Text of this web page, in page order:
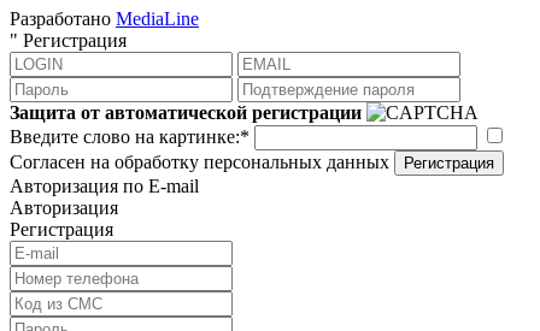
Разработано MediaLine
" Регистрация
Защита от автоматической регистрации
Введите слово на картинке:*
Согласен на обработку персональных данных
Регистрация
Авторизация по E-mail
Авторизация
Регистрация